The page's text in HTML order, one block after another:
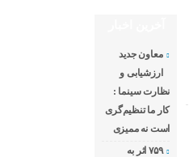
معاون جدید
ارزشیابی و
نظارت سینما :
کار ما تنظیم‌گری
است نه ممیزی
۷۵۹ اثر به